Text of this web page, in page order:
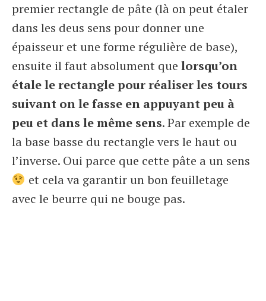
premier rectangle de pâte (là on peut étaler
dans les deus sens pour donner une
épaisseur et une forme régulière de base),
ensuite il faut absolument que lorsqu’on
étale le rectangle pour réaliser les tours
suivant on le fasse en appuyant peu à
peu et dans le même sens. Par exemple de
la base basse du rectangle vers le haut ou
l’inverse. Oui parce que cette pâte a un sens
et cela va garantir un bon feuilletage
avec le beurre qui ne bouge pas.